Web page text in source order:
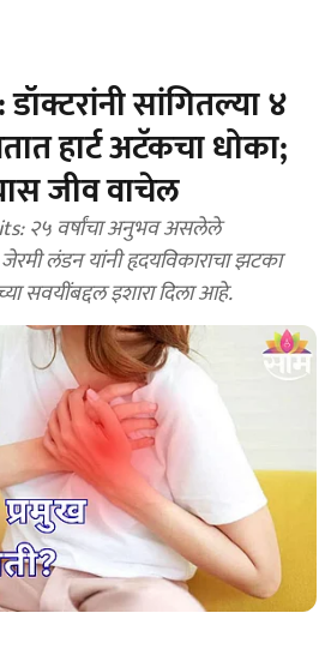
सांगितल्या ४
हार्ट अटॅकचा धोका;
जीव वाचेल
२५ वर्षांचा अनुभव असलेले
लंडन यांनी हृदयविकाराचा झटका
सवयींबद्दल इशारा दिला आहे.